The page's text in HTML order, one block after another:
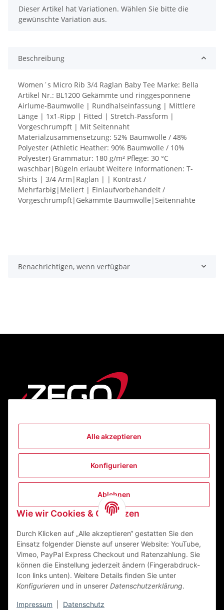
Alle akzeptieren
Konfigurieren
Ablehnen
Wie wir Cookies & Co nutzen
Durch Klicken auf „Alle akzeptieren“ gestatten Sie den
Einsatz folgender Dienste auf unserer Website: YouTube,
Vimeo, PayPal Express Checkout und Ratenzahlung. Sie
können die Einstellung jederzeit ändern (Fingerabdruck-
Icon links unten). Weitere Details finden Sie unter
Konfigurieren und in unserer Datenschutzerklärung.
Impressum Datenschutz
x
Dieser Artikel hat Variationen. Wählen Sie bitte die
gewünschte Variation aus.
Beschreibung
Women´s Micro Rib 3/4 Raglan Baby Tee Marke: Bella
Artikel Nr.: BL1200 Gekämmte und ringgesponnene
Airlume-Baumwolle | Rundhalseinfassung | Mittlere
Länge | 1x1-Ripp | Fitted | Stretch-Passform |
Vorgeschrumpft | Mit Seitennaht
Materialzusammensetzung: 52% Baumwolle / 48%
Polyester (Athletic Heather: 90% Baumwolle / 10%
Polyester) Grammatur: 180 g/m² Pflege: 30 °C
waschbar|Bügeln erlaubt Weitere Informationen: T-
Shirts | 3/4 Arm|Raglan | | Kontrast /
Mehrfarbig|Meliert | Einlaufvorbehandelt /
Vorgeschrumpft|Gekämmte Baumwolle|Seitennähte
Benachrichtigen, wenn verfügbar
Informationen
ZEGO Textilveredelungszentrum GmbH
63741 Aschaffenburg Deutschland
Mail:info@zego-tvz.de
Tel.:06021 59092-0